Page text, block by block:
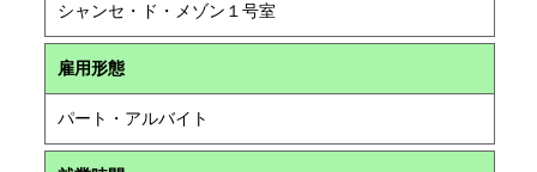
シャンセ・ド・メゾン１号室
雇用形態
パート・アルバイト